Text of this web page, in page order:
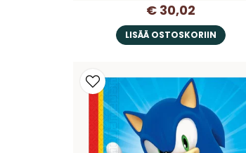
€ 30,02
LISÄÄ OSTOSKORIIN